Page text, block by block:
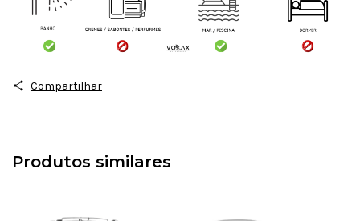
Compartilhar
Produtos similares